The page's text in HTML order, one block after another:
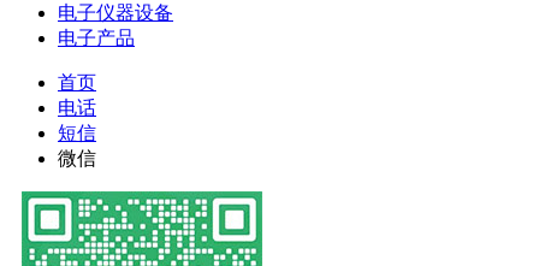
电子仪器设备
电子产品
首页
电话
短信
微信